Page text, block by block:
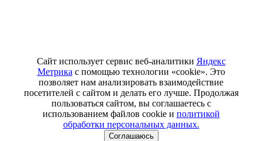
Сайт использует сервис веб-аналитики Яндекс
Метрика с помощью технологии «cookie». Это
позволяет нам анализировать взаимодействие
посетителей с сайтом и делать его лучше. Продолжая
пользоваться сайтом, вы соглашаетесь с
использованием файлов cookie и политикой
обработки персональных данных.
Соглашаюсь